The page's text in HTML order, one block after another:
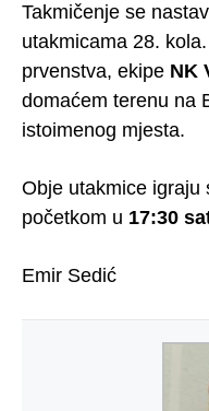
Takmičenje se
utakmicama 28. kola.
prvenstva, ekipe NK
domaćem terenu na
istoimenog mjesta.
Obje utakmice igraju
početkom u 17:30
Emir Sedić